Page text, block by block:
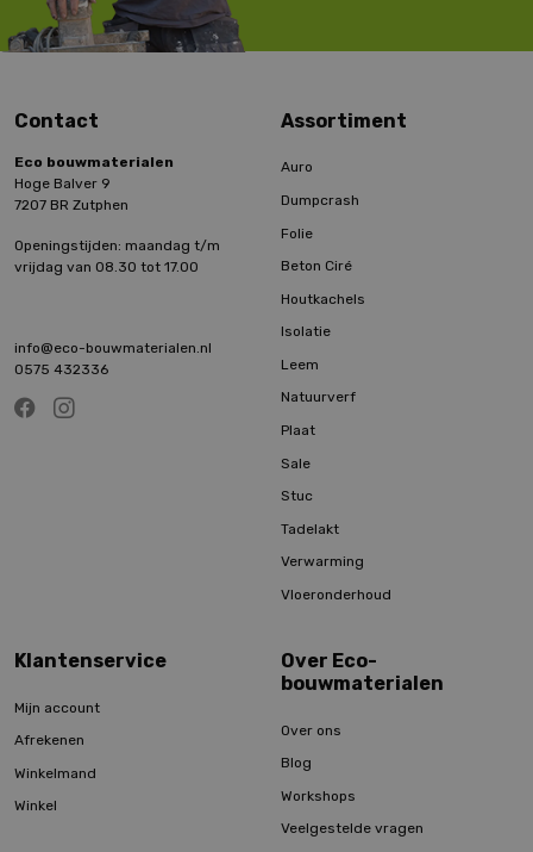
Contact
Eco bouwmaterialen
Hoge Balver 9
7207 BR Zutphen
Openingstijden: maandag t/m
vrijdag van 08.30 tot 17.00
info@eco-bouwmaterialen.nl
0575 432336
Assortiment
Auro
Dumpcrash
Folie
Beton Ciré
Houtkachels
Isolatie
Leem
Natuurverf
Plaat
Sale
Stuc
Tadelakt
Verwarming
Vloeronderhoud
Klantenservice
Mijn account
Afrekenen
Winkelmand
Winkel
Over Eco-
bouwmaterialen
Over ons
Blog
Workshops
Veelgestelde vragen